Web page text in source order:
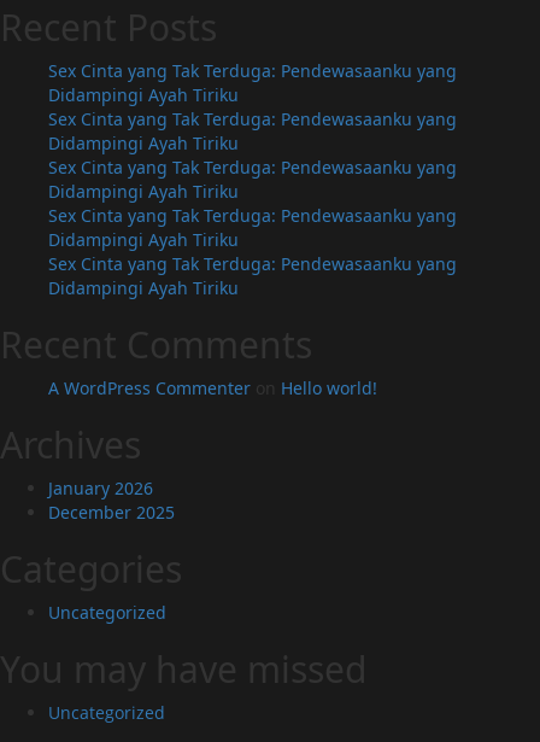
Recent Posts
Sex Cinta yang Tak Terduga: Pendewasaanku yang
Didampingi Ayah Tiriku
Sex Cinta yang Tak Terduga: Pendewasaanku yang
Didampingi Ayah Tiriku
Sex Cinta yang Tak Terduga: Pendewasaanku yang
Didampingi Ayah Tiriku
Sex Cinta yang Tak Terduga: Pendewasaanku yang
Didampingi Ayah Tiriku
Sex Cinta yang Tak Terduga: Pendewasaanku yang
Didampingi Ayah Tiriku
Recent Comments
A WordPress Commenter on Hello world!
Archives
January 2026
December 2025
Categories
Uncategorized
You may have missed
Uncategorized